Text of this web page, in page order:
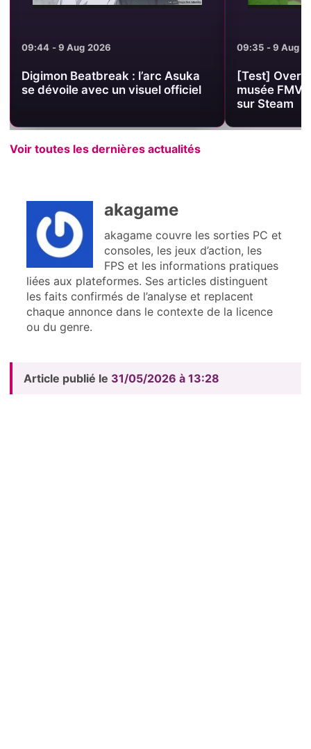
09:44 - 9 Aug 2026
Digimon Beatbreak : l’arc Asuka
se dévoile avec un visuel officiel
09:35 - 9 Aug
[Test]
musée FMV
sur Steam
Voir toutes les dernières actualités
akagame
akagame couvre les sorties PC et
consoles, les jeux d’action, les
FPS et les informations pratiques
liées aux plateformes. Ses articles distinguent
les faits confirmés de l’analyse et replacent
chaque annonce dans le contexte de la licence
ou du genre.
Article publié le 31/05/2026 à 13:28